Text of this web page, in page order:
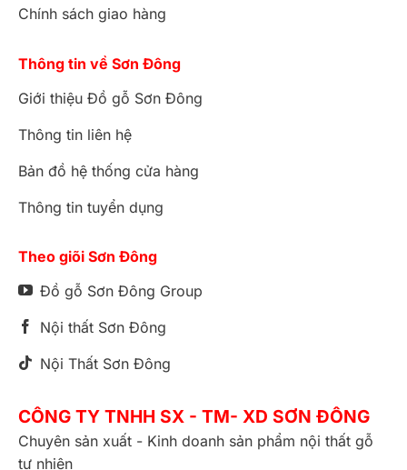
Chính sách giao hàng
Thông tin về Sơn Đông
Giới thiệu Đồ gỗ Sơn Đông
Thông tin liên hệ
Bản đồ hệ thống cửa hàng
Thông tin tuyển dụng
Theo giõi Sơn Đông
Đồ gỗ Sơn Đông Group
Nội thất Sơn Đông
Nội Thất Sơn Đông
CÔNG TY TNHH SX - TM- XD SƠN ĐÔNG
Chuyên sản xuất - Kinh doanh sản phẩm nội thất gỗ
tự nhiên